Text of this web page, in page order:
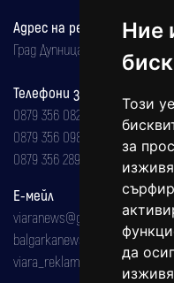
Ние
Този
за
да
Адрес на редакцията
Град Дупница, ул.''Христо
Телефони за реклама и
0879 356 082
0879 356 098
0879 356 289
Е-мейл
viaranews@gmail.com
balgarkanews@gmail.com
viara_reklama@mail.bg